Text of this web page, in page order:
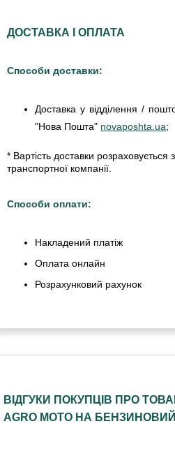
ДОСТАВКА І ОПЛАТА
Способи доставки:
Доставка у відділення /
"Нова Пошта" novaposhta.ua;
* Вартість доставки розраховується
транспортної компанії.
Способи оплати:
Накладений платіж
Оплата онлайн
Розрахунковий рахунок
ВІДГУКИ ПОКУПЦІВ ПРО
AGRO MOTO НА